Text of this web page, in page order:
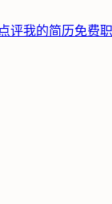
评我的简历免费